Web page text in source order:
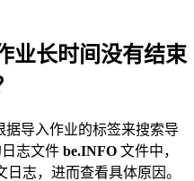
业长时间没有结束
据导入作业的标签来搜索导
志文件 be.INFO 文件中，
志，进而查看具体原因。